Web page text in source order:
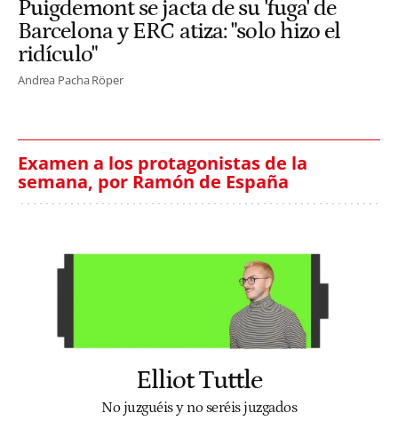
Puigdemont se jacta de su 'fuga' de
Barcelona y ERC atiza: "solo hizo el
ridículo"
Andrea Pacha Röper
Examen a los protagonistas de la
semana, por Ramón de España
Elliot Tuttle
No juzguéis y no seréis juzgados